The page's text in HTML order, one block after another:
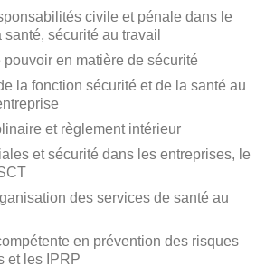
civile et pénale dans le
sécurité au travail
pouvoir en matière de sécurité
la fonction sécurité et de la santé au
et règlement intérieur
et sécurité dans les entreprises, le
des services de santé au
en prévention des risques
et les IPRP